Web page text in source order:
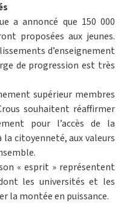
a annoncé que 150 000
proposées aux jeunes.
d’enseignement
de progression est très
supérieur membres
souhaitent réaffirmer
pour l’accès de la
la citoyenneté, aux valeurs
« esprit » représentent
les universités et les
la montée en puissance.